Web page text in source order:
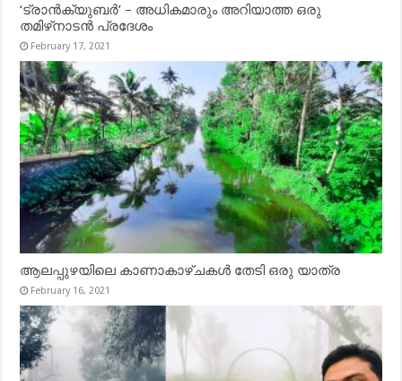
‘ട്രാൻക്യുബർ’ – അധികമാരും അറിയാത്ത ഒരു
തമിഴ്‌നാടൻ പ്രദേശം
February 17, 2021
ആലപ്പുഴയിലെ കാണാകാഴ്ചകൾ തേടി ഒരു യാത്ര
February 16, 2021